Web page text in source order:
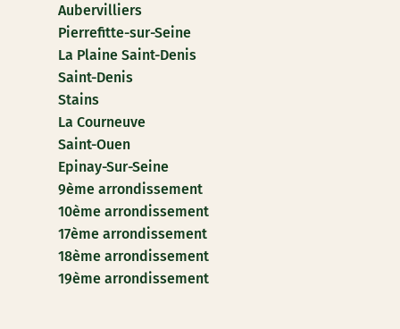
Aubervilliers
Pierrefitte-sur-Seine
La Plaine Saint-Denis
Saint-Denis
Stains
La Courneuve
Saint-Ouen
Epinay-Sur-Seine
9ème arrondissement
10ème arrondissement
17ème arrondissement
18ème arrondissement
19ème arrondissement